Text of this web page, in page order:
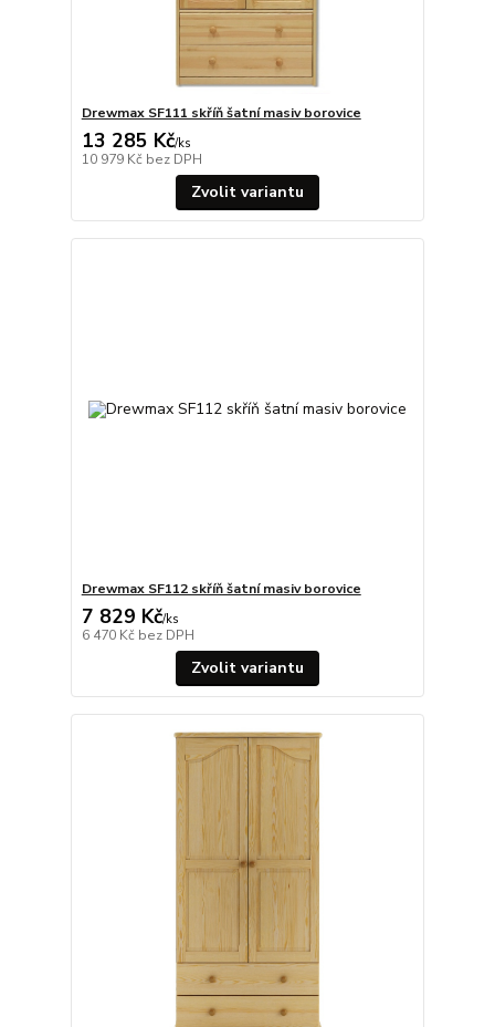
Drewmax SF111 skříň šatní masiv borovice
13 285 Kč/ks
10 979 Kč bez DPH
Zvolit variantu
Drewmax SF112 skříň šatní masiv borovice
7 829 Kč/ks
6 470 Kč bez DPH
Zvolit variantu